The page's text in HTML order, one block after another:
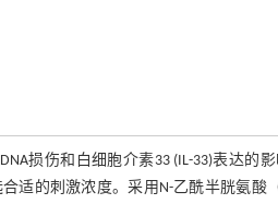
损伤和白细胞介素33 (IL-33)表达
合适的刺激浓度。采用N-乙酰半胱氨酸